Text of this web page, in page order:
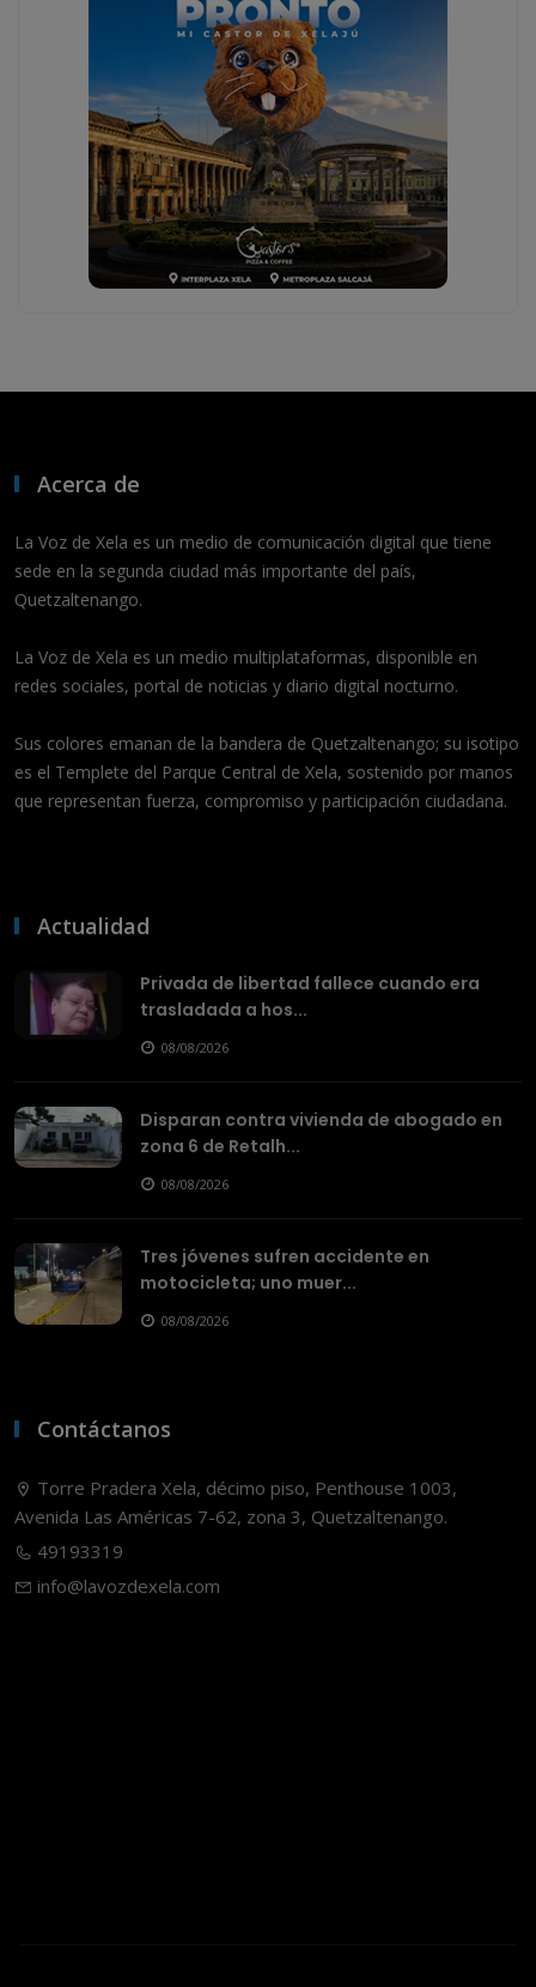
Acerca de
La Voz de Xela es un medio de comunicación digital que tiene
sede en la segunda ciudad más importante del país,
Quetzaltenango.
La Voz de Xela es un medio multiplataformas, disponible en
redes sociales, portal de noticias y diario digital nocturno.
Sus colores emanan de la bandera de Quetzaltenango; su isotipo
es el Templete del Parque Central de Xela, sostenido por manos
que representan fuerza, compromiso y participación ciudadana.
Actualidad
Privada de libertad fallece cuando era
trasladada a hos...
08/08/2026
Disparan contra vivienda de abogado en
zona 6 de Retalh...
08/08/2026
Tres jóvenes sufren accidente en
motocicleta; uno muer...
08/08/2026
Contáctanos
Torre Pradera Xela, décimo piso, Penthouse 1003,
Avenida Las Américas 7-62, zona 3, Quetzaltenango.
49193319
info@lavozdexela.com